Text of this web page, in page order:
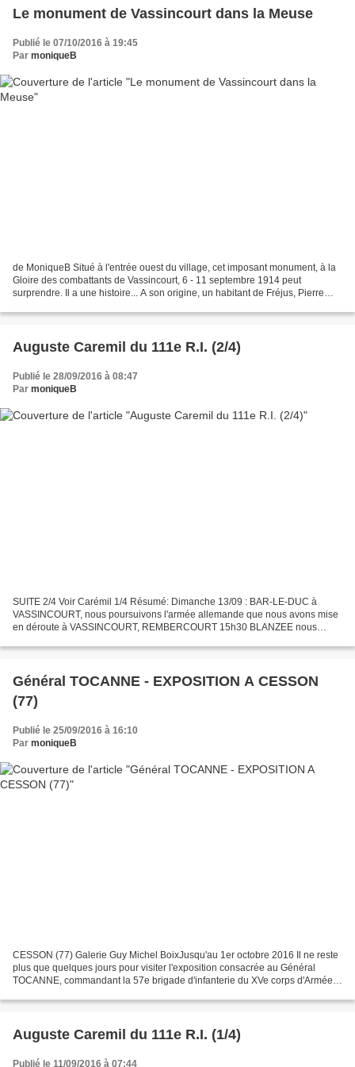
Le monument de Vassincourt dans la Meuse
Publié le 07/10/2016 à 19:45
Par moniqueB
de MoniqueB Situé à l'entrée ouest du village, cet imposant monument, à la
Gloire des combattants de Vassincourt, 6 - 11 septembre 1914 peut
surprendre. Il a une histoire... A son origine, un habitant de Fréjus, Pierre
Auguste Caremil du 111e R.I. (2/4)
Publié le 28/09/2016 à 08:47
Par moniqueB
SUITE 2/4 Voir Carémil 1/4 Résumé: Dimanche 13/09 : BAR-LE-DUC à
VASSINCOURT, nous poursuivons l'armée allemande que nous avons mise
en déroute à VASSINCOURT, REMBERCOURT 15h30 BLANZEE nous
Général TOCANNE - EXPOSITION A CESSON
(77)
Publié le 25/09/2016 à 16:10
Par moniqueB
CESSON (77) Galerie Guy Michel BoixJusqu'au 1er octobre 2016 Il ne reste
plus que quelques jours pour visiter l'exposition consacrée au Général
TOCANNE, commandant la 57e brigade d'infanterie du XVe corps d'Armée
Auguste Caremil du 111e R.I. (1/4)
Publié le 11/09/2016 à 07:44